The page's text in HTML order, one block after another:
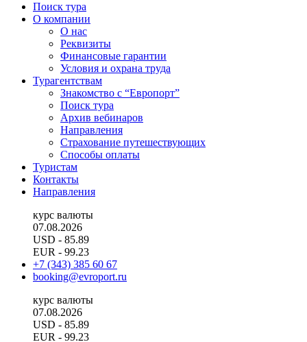
Поиск тура
О компании
О нас
Реквизиты
Финансовые гарантии
Условия и охрана труда
Турагентствам
Знакомство с “Европорт”
Поиск тура
Архив вебинаров
Направления
Страхование путешествующих
Способы оплаты
Туристам
Контакты
Направления
курс валюты
07.08.2026
USD - 85.89
EUR - 99.23
+7 (343) 385 60 67
booking@evroport.ru
курс валюты
07.08.2026
USD - 85.89
EUR - 99.23